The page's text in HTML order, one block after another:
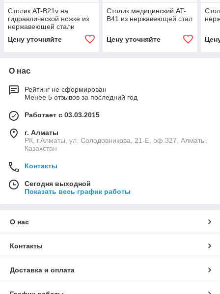
Столик AT-B21v на
гидравлической ножке из
нержавеющей стали
Цену уточняйте
Столик медицинский AT-
B41 из нержавеющей стал
Цену уточняйте
О нас
Рейтинг не сформирован
Менее 5 отзывов за последний год
Работает с 03.03.2015
г. Алматы
РК, г.Алматы, ул. Солодовникова, 21-Е, оф.327, Алматы,
Казахстан
Контакты
Сегодня выходной
Показать весь график работы
О нас
Контакты
Доставка и оплата